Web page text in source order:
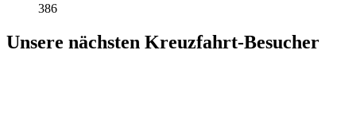
386
Unsere nächsten Kreuzfahrt-Besucher